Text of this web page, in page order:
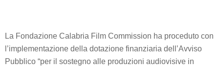
La Fondazione Calabria Film Commission ha proceduto con
l’implementazione della dotazione finanziaria dell’Avviso
Pubblico “per il sostegno alle produzioni audiovisive in